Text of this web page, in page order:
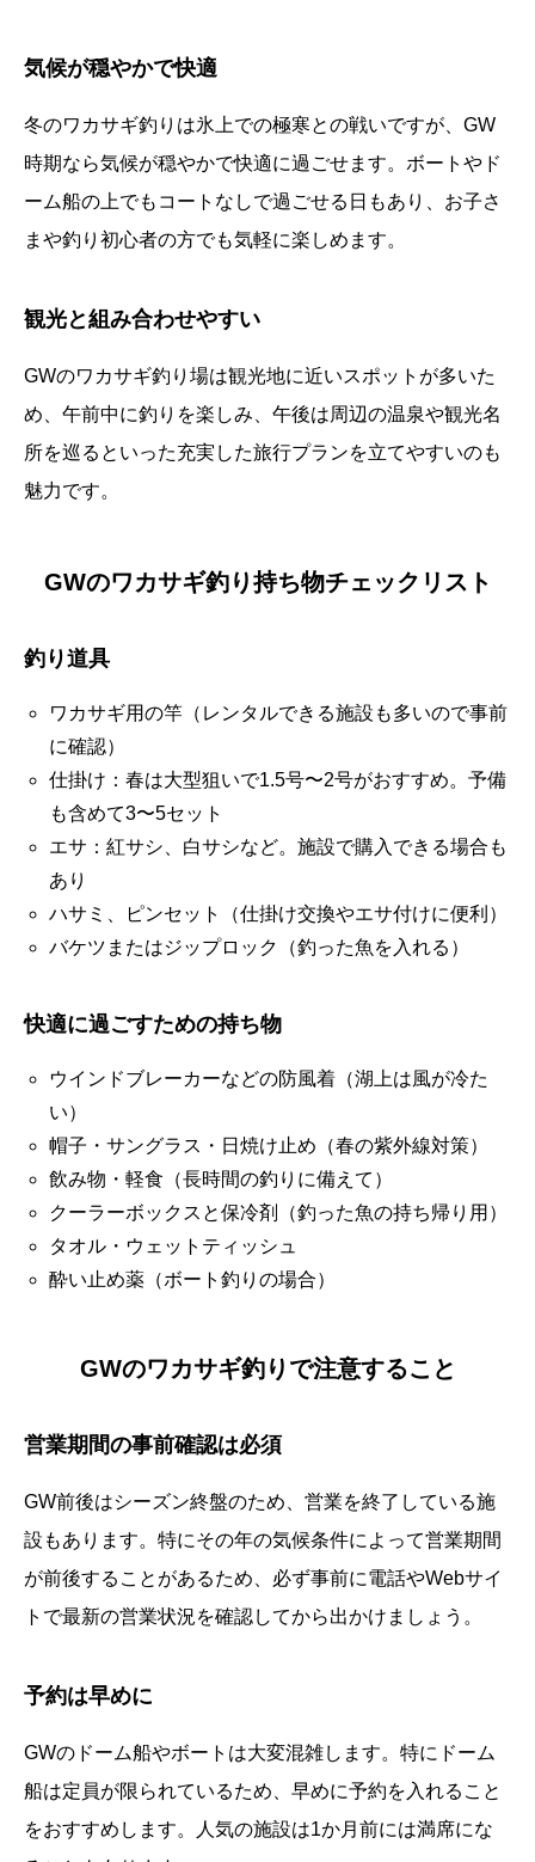
気候が穏やかで快適
冬のワカサギ釣りは氷上での極寒との戦いですが、GW
時期なら気候が穏やかで快適に過ごせます。ボートやド
ーム船の上でもコートなしで過ごせる日もあり、お子さ
まや釣り初心者の方でも気軽に楽しめます。
観光と組み合わせやすい
GWのワカサギ釣り場は観光地に近いスポットが多いた
め、午前中に釣りを楽しみ、午後は周辺の温泉や観光名
所を巡るといった充実した旅行プランを立てやすいのも
魅力です。
GWのワカサギ釣り持ち物チェックリスト
釣り道具
ワカサギ用の竿（レンタルできる施設も多いので事前
に確認）
仕掛け：春は大型狙いで1.5号〜2号がおすすめ。予備
も含めて3〜5セット
エサ：紅サシ、白サシなど。施設で購入できる場合も
あり
ハサミ、ピンセット（仕掛け交換やエサ付けに便利）
バケツまたはジップロック（釣った魚を入れる）
快適に過ごすための持ち物
ウインドブレーカーなどの防風着（湖上は風が冷た
い）
帽子・サングラス・日焼け止め（春の紫外線対策）
飲み物・軽食（長時間の釣りに備えて）
クーラーボックスと保冷剤（釣った魚の持ち帰り用）
タオル・ウェットティッシュ
酔い止め薬（ボート釣りの場合）
GWのワカサギ釣りで注意すること
営業期間の事前確認は必須
GW前後はシーズン終盤のため、営業を終了している施
設もあります。特にその年の気候条件によって営業期間
が前後することがあるため、必ず事前に電話やWebサイ
トで最新の営業状況を確認してから出かけましょう。
予約は早めに
GWのドーム船やボートは大変混雑します。特にドーム
船は定員が限られているため、早めに予約を入れること
をおすすめします。人気の施設は1か月前には満席にな